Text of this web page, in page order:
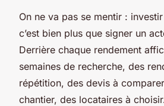
On ne va pas se mentir :
c’est bien plus que signer un
Derrière chaque rendement
semaines de recherche, des
répétition, des devis à
chantier, des locataires à